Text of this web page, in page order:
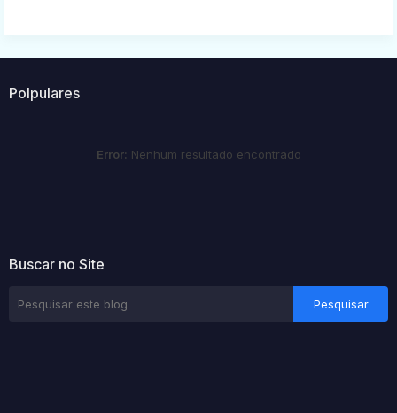
Polpulares
Error: Nenhum resultado encontrado
Buscar no Site